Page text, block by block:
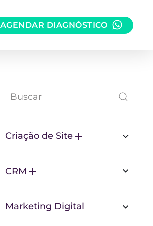
AGENDAR DIAGNÓSTICO
Criação de Site
CRM
Marketing Digital